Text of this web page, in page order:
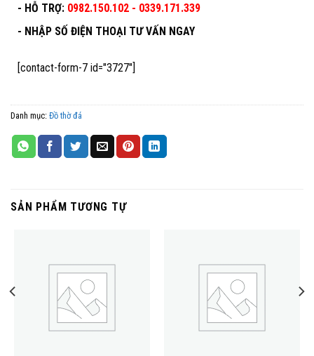
- HỖ TRỢ: 0982.150.102 - 0339.171.339
- NHẬP SỐ ĐIỆN THOẠI TƯ VẤN NGAY
[contact-form-7 id="3727"]
Danh mục: Đồ thờ đá
SẢN PHẨM TƯƠNG TỰ